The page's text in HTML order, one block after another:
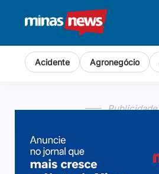
Acidente Agronegócio
Publicidade